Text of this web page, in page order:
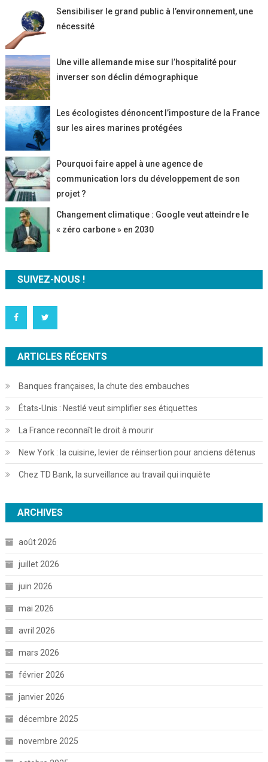
Sensibiliser le grand public à l’environnement, une
nécessité
Une ville allemande mise sur l’hospitalité pour
inverser son déclin démographique
Les écologistes dénoncent l’imposture de la France
sur les aires marines protégées
Pourquoi faire appel à une agence de
communication lors du développement de son
projet ?
Changement climatique : Google veut atteindre le
« zéro carbone » en 2030
SUIVEZ-NOUS !
ARTICLES RÉCENTS
Banques françaises, la chute des embauches
États-Unis : Nestlé veut simplifier ses étiquettes
La France reconnaît le droit à mourir
New York : la cuisine, levier de réinsertion pour anciens détenus
Chez TD Bank, la surveillance au travail qui inquiète
ARCHIVES
août 2026
juillet 2026
juin 2026
mai 2026
avril 2026
mars 2026
février 2026
janvier 2026
décembre 2025
novembre 2025